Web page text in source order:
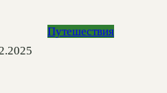
Путешествия